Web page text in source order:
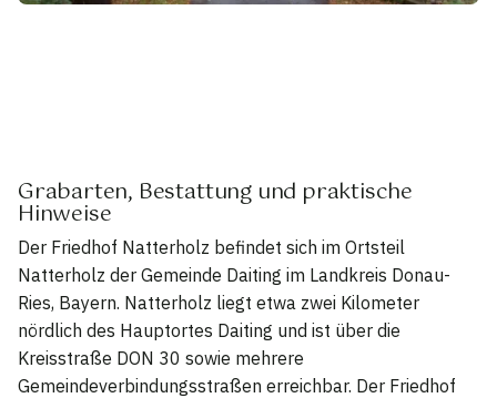
Grabarten, Bestattung und praktische
Hinweise
Der Friedhof Natterholz befindet sich im Ortsteil
Natterholz der Gemeinde Daiting im Landkreis Donau-
Ries, Bayern. Natterholz liegt etwa zwei Kilometer
nördlich des Hauptortes Daiting und ist über die
Kreisstraße DON 30 sowie mehrere
Gemeindeverbindungsstraßen erreichbar. Der Friedhof